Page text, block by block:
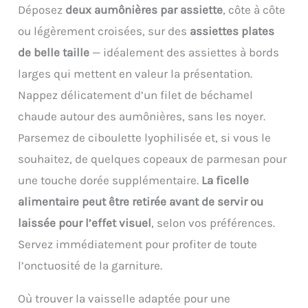
compatible au lave-
vaisselle REPARABILITE 15
ANS AU JUSTE PRIX :
Engagement de
réparabilité 15 ans au
juste prix grâce à notre
réseau de 6200
réparateurs dans le
monde, pour contribuer à
la protection de
l’environnement et à la
ACCESSOIRE INCLUS :
verre doseur de 800 ml
pour un mixage optimal ;
ajustez facilement la
puissance pour un
résultat exceptionnel,
seule main Mixage
pratique et efficace : Le
inox à 4 lames assure un
mélange lisse et
homogène, avec moins
d’éclaboussures et un
mixage plus rapide
inclus : Le mixeur est livré
avec un gobelet pratique
directement les
ingrédients, simplifiant
Contenu de la livraison :
Déposez deux aumônières par assiette, côte à côte
ou légèrement croisées, sur des assiettes plates
de belle taille — idéalement des assiettes à bords
larges qui mettent en valeur la présentation.
Nappez délicatement d’un filet de béchamel
chaude autour des aumônières, sans les noyer.
Parsemez de ciboulette lyophilisée et, si vous le
souhaitez, de quelques copeaux de parmesan pour
une touche dorée supplémentaire. La ficelle
alimentaire peut être retirée avant de servir ou
laissée pour l’effet visuel, selon vos préférences.
Servez immédiatement pour profiter de toute
l’onctuosité de la garniture.
Où trouver la vaisselle adaptée pour une